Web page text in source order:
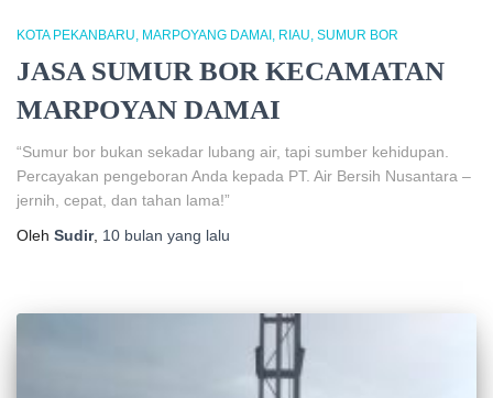
KOTA PEKANBARU MARPOYANG DAMAI RIAU SUMUR BOR
JASA SUMUR BOR KECAMATAN
MARPOYAN DAMAI
“Sumur bor bukan sekadar lubang air, tapi sumber kehidupan.
Percayakan pengeboran Anda kepada PT. Air Bersih Nusantara –
jernih, cepat, dan tahan lama!”
Oleh Sudir, 10 bulan yang lalu